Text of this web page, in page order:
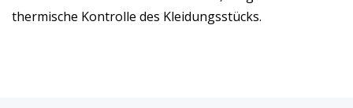
thermische Kontrolle des Kleidungsstücks.